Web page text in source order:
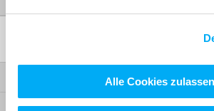
Alle Cookies zulassen
Building design